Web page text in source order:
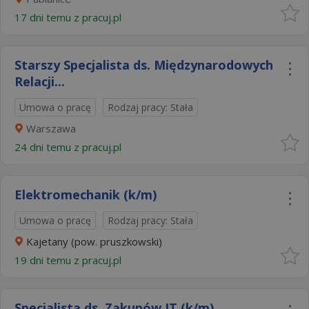
17 dni temu z pracuj.pl
Starszy Specjalista ds. Międzynarodowych
Relacji...
Umowa o pracę Rodzaj pracy: Stała
Warszawa
24 dni temu z pracuj.pl
Elektromechanik (k/m)
Umowa o pracę Rodzaj pracy: Stała
Kajetany (pow. pruszkowski)
19 dni temu z pracuj.pl